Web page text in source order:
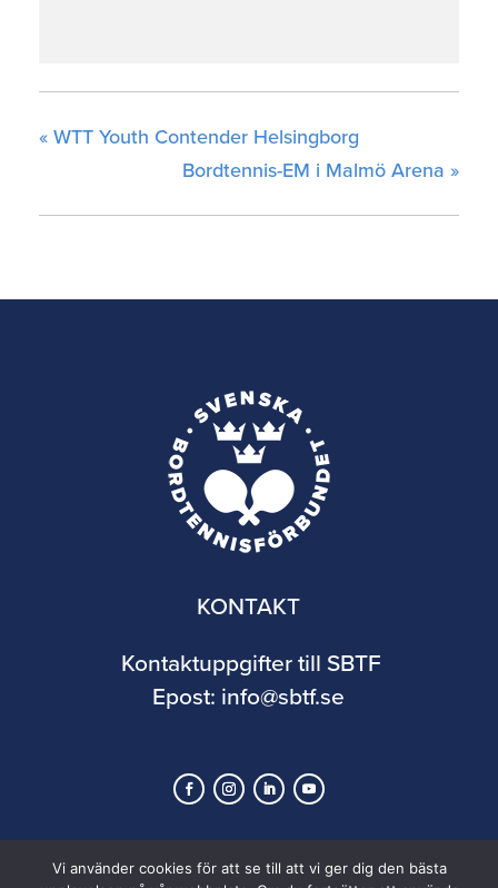
« WTT Youth Contender Helsingborg
Bordtennis-EM i Malmö Arena »
KONTAKT
Kontaktuppgifter till SBTF
Epost: info@sbtf.se
Vi använder cookies för att se till att vi ger dig den bästa